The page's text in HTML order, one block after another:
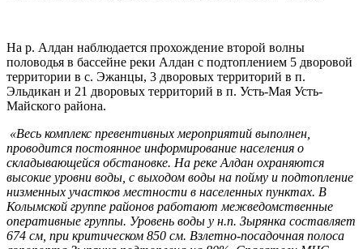
На р. Алдан наблюдается прохождение второй волны
половодья в бассейне реки Алдан с подтоплением 5 дворовой
территории в с. Эжанцы, 3 дворовых территорий в п.
Эльдикан и 21 дворовых территорий в п. Усть-Мая Усть-
Майского района.
«Весь комплекс превентивных мероприятий выполнен,
проводится постоянное информирование населения о
складывающейся обстановке. На реке Алдан охраняются
высокие уровни воды, с выходом воды на пойму и подтопление
низменных участков местности в населенных пунктах. В
Колымской группе районов работают межведомственные
оперативные группы. Уровень воды у н.п. Зырянка составляет
674 см, при критическом 850 см. Взлетно-посадочная полоса